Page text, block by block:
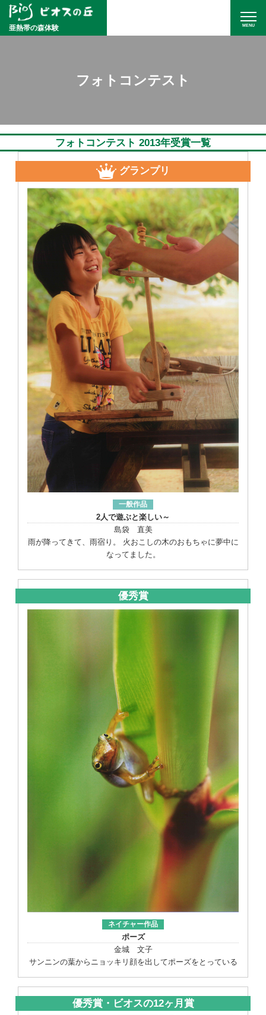
亜熱帯の森体験 MENU
フォトコンテスト
フォトコンテスト 2013年受賞一覧
グランプリ
一般作品
2人で遊ぶと楽しい～
島袋 直美
雨が降ってきて、雨宿り。 火おこしの木のおもちゃに夢中に
なってました。
優秀賞
ネイチャー作品
ポーズ
金城 文子
サンニンの葉からニョッキリ顔を出してポーズをとっている
優秀賞・ビオスの12ヶ月賞